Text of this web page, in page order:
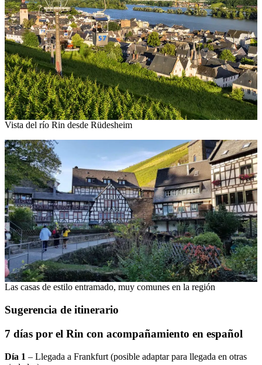
Vista del río Rin desde Rüdesheim
Las casas de estilo entramado, muy comunes en la región
Sugerencia de itinerario
7 días por el Rin con acompañamiento en español
Día 1 – Llegada a Frankfurt (posible adaptar para llegada en otras